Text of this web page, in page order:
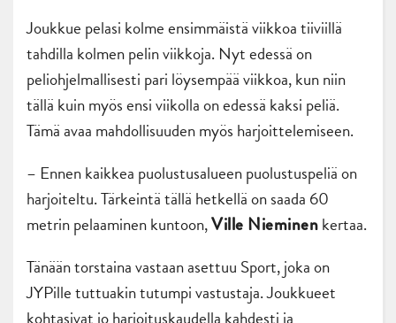
Joukkue pelasi kolme ensimmäistä viikkoa tiiviillä
tahdilla kolmen pelin viikkoja. Nyt edessä on
peliohjelmallisesti pari löysempää viikkoa, kun niin
tällä kuin myös ensi viikolla on edessä kaksi peliä.
Tämä avaa mahdollisuuden myös harjoittelemiseen.
– Ennen kaikkea puolustusalueen puolustuspeliä on
harjoiteltu. Tärkeintä tällä hetkellä on saada 60
metrin pelaaminen kuntoon,Ville Nieminenkertaa.
Tänään torstaina vastaan asettuu Sport, joka on
JYPille tuttuakin tutumpi vastustaja. Joukkueet